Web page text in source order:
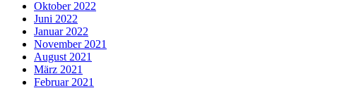
Oktober 2022
Juni 2022
Januar 2022
November 2021
August 2021
März 2021
Februar 2021